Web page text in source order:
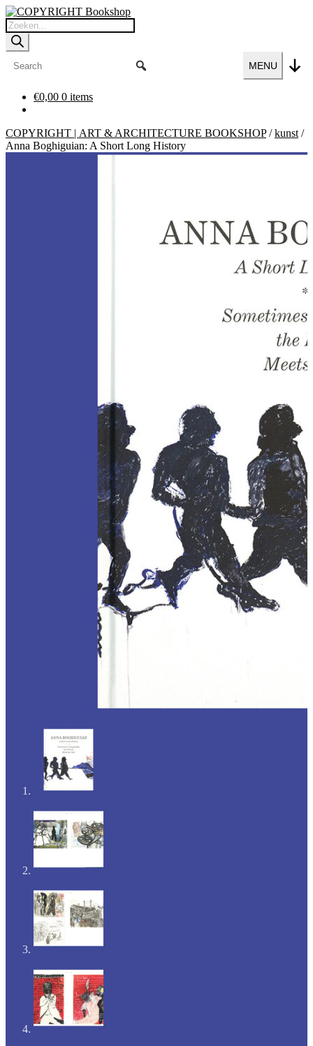
Ga
door
naar
navigatie
Ga
naar
de
inhoud
Producten
zoeken
MENU
€0,00 0 items
COPYRIGHT | ART & ARCHITECTURE BOOKSHOP/kunst /
Anna Boghiguian: A Short Long History